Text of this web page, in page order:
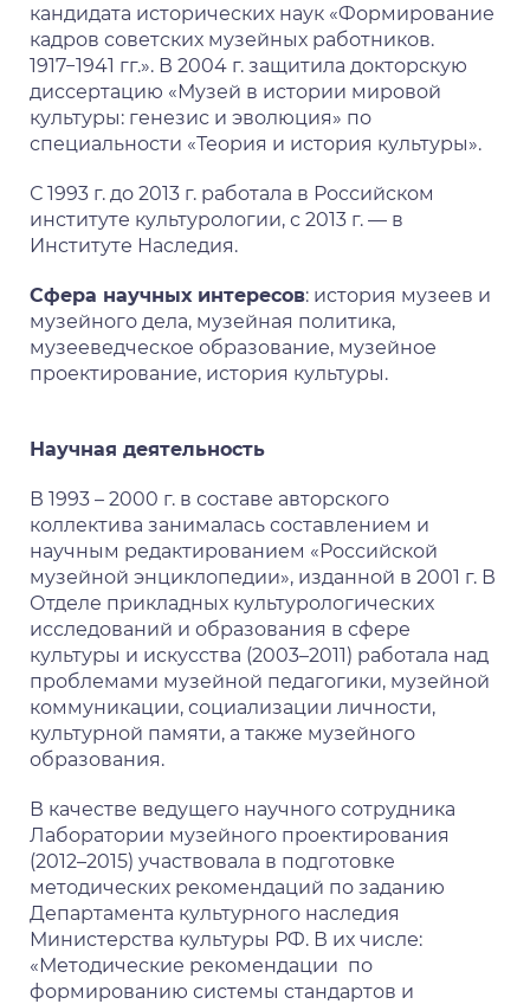
кандидата исторических наук «Формирование
кадров советских музейных работников.
1917−1941 гг.». В 2004 г. защитила докторскую
диссертацию «Музей в истории мировой
культуры: генезис и эволюция» по
специальности «Теория и история культуры».
С 1993 г. до 2013 г. работала в Российском
институте культурологии, с 2013 г. — в
Институте Наследия.
Сфера научных интересов: история музеев и
музейного дела, музейная политика,
музееведческое образование, музейное
проектирование, история культуры.
Научная деятельность
В 1993 – 2000 г. в составе авторского
коллектива занималась составлением и
научным редактированием «Российской
музейной энциклопедии», изданной в 2001 г. В
Отделе прикладных культурологических
исследований и образования в сфере
культуры и искусства (2003–2011) работала над
проблемами музейной педагогики, музейной
коммуникации, социализации личности,
культурной памяти, а также музейного
образования.
В качестве ведущего научного сотрудника
Лаборатории музейного проектирования
(2012–2015) участвовала в подготовке
методических рекомендаций по заданию
Департамента культурного наследия
Министерства культуры РФ. В их числе:
«Методические рекомендации по
формированию системы стандартов и